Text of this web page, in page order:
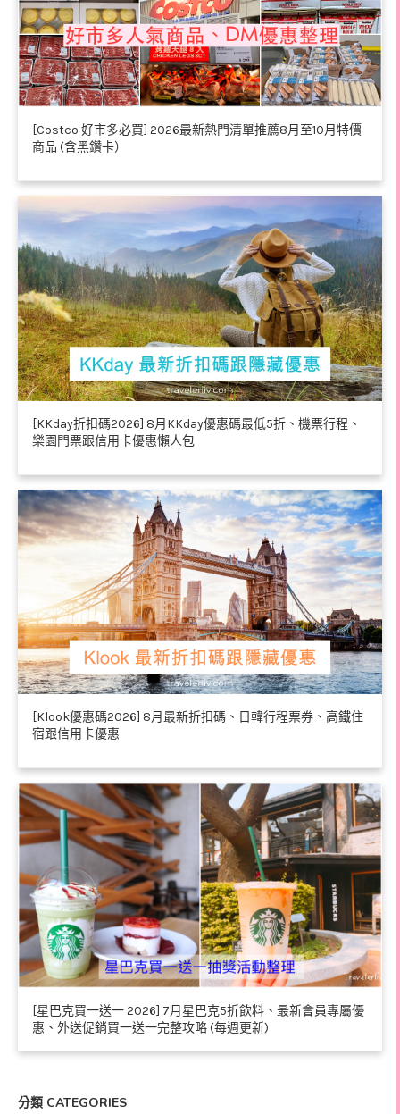
[Costco 好市多必買] 2026最新熱門清單推薦8月至10月特價
商品 (含黑鑽卡）
[KKday折扣碼2026] 8月KKday優惠碼最低5折、機票行程、
樂園門票跟信用卡優惠懶人包
[Klook優惠碼2026] 8月最新折扣碼、日韓行程票券、高鐵住
宿跟信用卡優惠
[星巴克買一送一 2026] 7月星巴克5折飲料、最新會員專屬優
惠、外送促銷買一送一完整攻略 (每週更新)
分類 CATEGORIES